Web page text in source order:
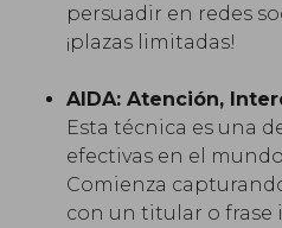
persuadir en redes
¡plazas limitadas!
AIDA: Atención,
Esta técnica es una
efectivas en el
Comienza
con un titular o frase